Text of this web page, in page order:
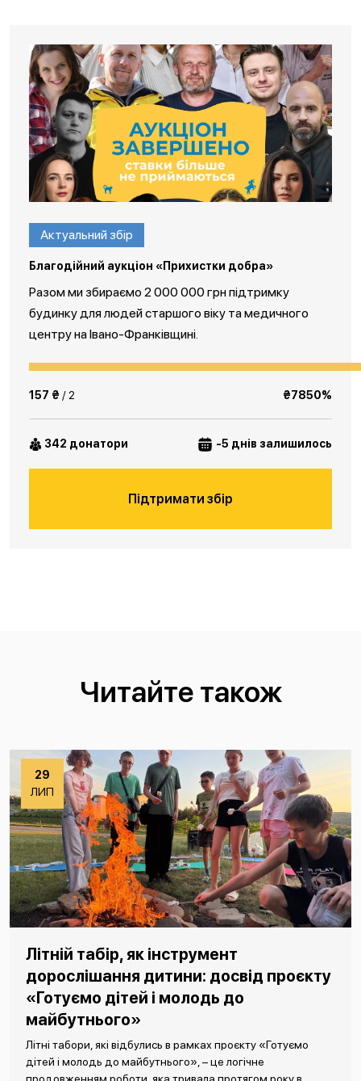
Актуальний збір
Благодійний аукціон «Прихистки добра»
Разом ми збираємо 2 000 000 грн підтримку
будинку для людей старшого віку та медичного
центру на Івано-Франківщині.
157 ₴ / 2 ₴7850%
342 донатори -5 днів залишилось
Підтримати збір
Читайте також
29
ЛИП
Літній табір, як інструмент
дорослішання дитини: досвід проєкту
«Готуємо дітей і молодь до
майбутнього»
Літні табори, які відбулись в рамках проєкту «Готуємо
дітей і молодь до майбутнього», – це логічне